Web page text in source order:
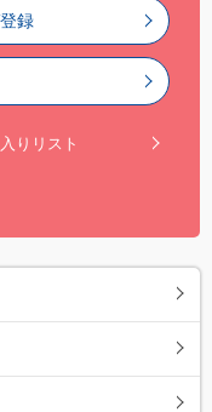
録
りリスト